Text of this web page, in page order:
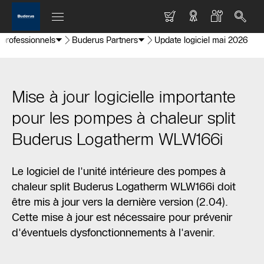
Buderus Partners Update logiciel mai 2026
Mise à jour logicielle importante
pour les pompes à chaleur split
Buderus Logatherm WLW166i
Le logiciel de l'unité intérieure des pompes à
chaleur split Buderus Logatherm WLW166i doit
être mis à jour vers la dernière version (2.04).
Cette mise à jour est nécessaire pour prévenir
d'éventuels dysfonctionnements à l'avenir.